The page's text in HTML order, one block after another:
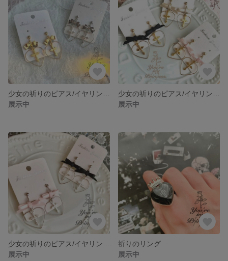
展示中
展示中
展示中
祈りのリング
展示中